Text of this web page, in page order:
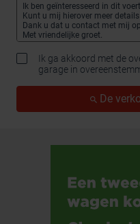
Ik ga akkoord met de
garage in
De